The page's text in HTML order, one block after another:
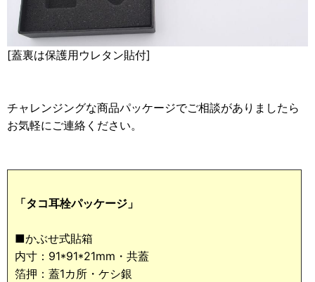
[蓋裏は保護用ウレタン貼付]
チャレンジングな商品パッケージでご相談がありましたら
お気軽にご連絡ください。
「タコ耳栓パッケージ」
■かぶせ式貼箱
内寸：91*91*21mm・共蓋
箔押：蓋1カ所・ケシ銀